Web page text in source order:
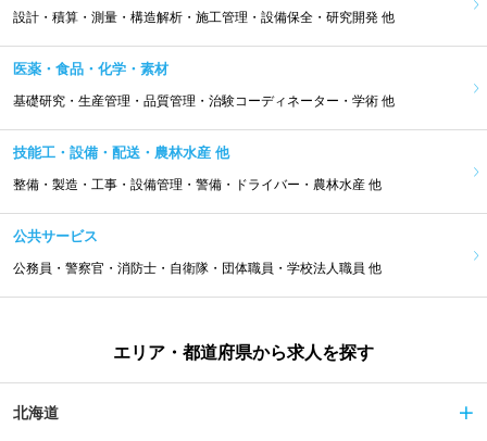
設計・積算・測量・構造解析・施工管理・設備保全・研究開発 他
医薬・食品・化学・素材
基礎研究・生産管理・品質管理・治験コーディネーター・学術 他
技能工・設備・配送・農林水産 他
整備・製造・工事・設備管理・警備・ドライバー・農林水産 他
公共サービス
公務員・警察官・消防士・自衛隊・団体職員・学校法人職員 他
エリア・都道府県から求人を探す
北海道